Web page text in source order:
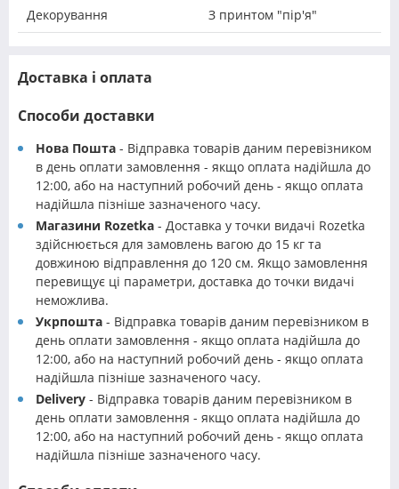
Декорування З принтом "пір'я"
Доставка і оплата
Способи доставки
Нова Пошта - Відправка товарів даним перевізником
в день оплати замовлення - якщо оплата надійшла до
12:00, або на наступний робочий день - якщо оплата
надійшла пізніше зазначеного часу.
Магазини Rozetka - Доставка у точки видачі Rozetka
здійснюється для замовлень вагою до 15 кг та
довжиною відправлення до 120 см. Якщо замовлення
перевищує ці параметри, доставка до точки видачі
неможлива.
Укрпошта - Відправка товарів даним перевізником в
день оплати замовлення - якщо оплата надійшла до
12:00, або на наступний робочий день - якщо оплата
надійшла пізніше зазначеного часу.
Delivery - Відправка товарів даним перевізником в
день оплати замовлення - якщо оплата надійшла до
12:00, або на наступний робочий день - якщо оплата
надійшла пізніше зазначеного часу.